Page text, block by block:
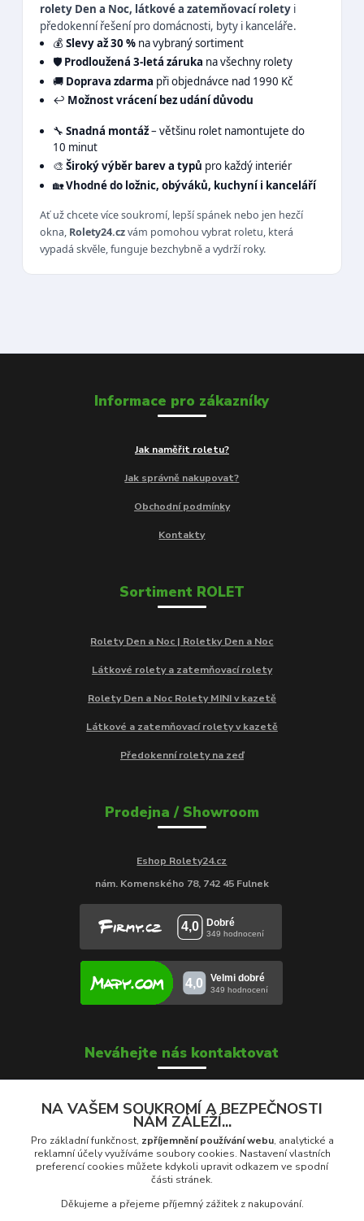
rolety Den a Noc, látkové a zatemňovací rolety i
předokenní řešení pro domácnosti, byty i kanceláře.
💰 Slevy až 30 %na vybraný sortiment
🛡️ Prodloužená 3-letá záruka na všechny rolety
🚚 Doprava zdarma při objednávce nad 1990 Kč
↩️ Možnost vrácení bez udání důvodu
🔧 Snadná montáž– většinu rolet namontujete do
10 minut
🎨 Široký výběr barev a typů pro každý interiér
🏡Vhodné do ložnic, obýváků, kuchyní i kanceláří
Ať už chcete více soukromí, lepší spánek nebo jen hezčí
okna, Rolety24.czvám pomohou vybrat roletu, která
vypadá skvěle, funguje bezchybně a vydrží roky.
Informace pro zákazníky
Jak naměřit roletu?
Jak správně nakupovat?
Obchodní podmínky
Kontakty
Sortiment ROLET
Rolety Den a Noc | Roletky Den a Noc
Látkové rolety a zatemňovací rolety
Rolety Den a Noc Rolety MINI v kazetě
Látkové a zatemňovací rolety v kazetě
Předokenní rolety na zeď
Prodejna / Showroom
Eshop Rolety24.cz
nám. Komenského 78, 742 45 Fulnek
Neváhejte nás kontaktovat
Soňa Škrobánková
+420 739 000 639
Po - Pá: 8:00 - 16:00
prodej@rolety24.cz
NA VAŠEM SOUKROMÍ A BEZPEČNOSTI
NÁM ZÁLEŽÍ...
Pro základní funkčnost, zpříjemnění používání webu, analytické a
reklamní účely využíváme soubory cookies. Nastavení vlastních
preferencí cookies můžete kdykoli upravit odkazem ve spodní
části stránek.
Děkujeme a přejeme příjemný zážitek z nakupování.